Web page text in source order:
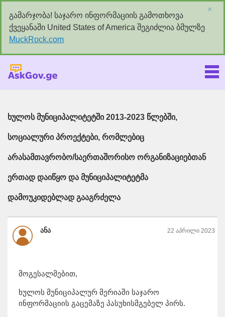
გამარჯობა! საჯარო ინფორმაციის გამოთხოვა
ქვეყანაში United States of America შეგიძლია ბმულზე
MuckRock.com
×
ხულოს მუნიციპალიტეტში 2013-2023 წლებში,
სოციალური პროექტები, რომლებიც
არასამთავრობო/საერთაშორისო ორგანიზაციებთან
ერთად დაიწყო და მუნიციპალიტეტმა
დამოუკიდებლად გააგრძელა
ანა 22 აპრილი 2023
მოგესალმებით,
ხულოს მუნიციპალურ მერიაში საჯარო
ინფორმაციის გაცემაზე პასუხისმგებელ პირს.